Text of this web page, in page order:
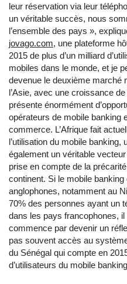
leur réservation via leur
un véritable succès, nous
l’ensemble des pays »,
jovago.com, une plateforme
2015 de plus d’un milliard
mobiles dans le monde, et je
devenue le deuxième marché
l’Asie, avec une croissance
présente énormément
opérateurs de mobile banking
commerce. L’Afrique fait
l’utilisation du mobile
également un véritable
prise en compte de la
continent. Si le mobile
anglophones, notamment au
70% des personnes ayant un
dans les pays francophones,
commence par devenir un
pas souvent accès au
du Sénégal qui compte en
d’utilisateurs du mobile